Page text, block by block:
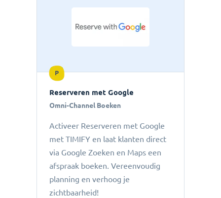
P
Reserveren met Google
Omni-Channel Boeken
Activeer Reserveren met Google
met TIMIFY en laat klanten direct
via Google Zoeken en Maps een
afspraak boeken. Vereenvoudig
planning en verhoog je
zichtbaarheid!